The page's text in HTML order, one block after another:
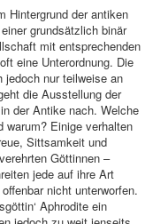
Hintergrund der antiken
grundsätzlich binär
mit entsprechenden
eine Unterordnung. Die
jedoch nur teilweise an
die Ausstellung der
der Antike nach. Welche
warum? Einige verhalten
Sittsamkeit und
Göttinnen –
jede auf ihre Art
nicht unterworfen.
Aphrodite ein